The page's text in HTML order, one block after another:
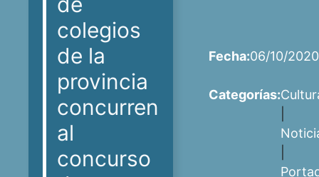
colegios
de la
provincia
concurren
al
concurso
Fecha:06/10/2020
Categorías: